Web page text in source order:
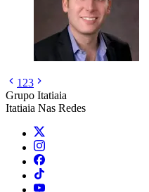
1 23
Grupo Itatiaia
Itatiaia Nas Redes